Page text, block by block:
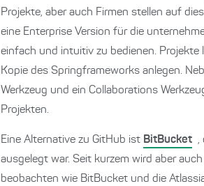
Projekte, aber auch Firmen stellen auf
eine Enterprise Version für die
einfach und intuitiv zu bedienen. Projekte
Kopie des Springframeworks anlegen.
Werkzeug und ein Collaborations
Projekten.
Eine Alternative zu GitHub ist BitBucket ,
ausgelegt war. Seit kurzem wird aber
beobachten wie BitBucket und die